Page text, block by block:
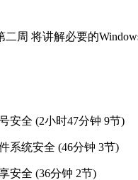
二周 将讲解必要的
安全 (2小时47分钟 9节)
系统安全 (46分钟 3节)
安全 (36分钟 2节)